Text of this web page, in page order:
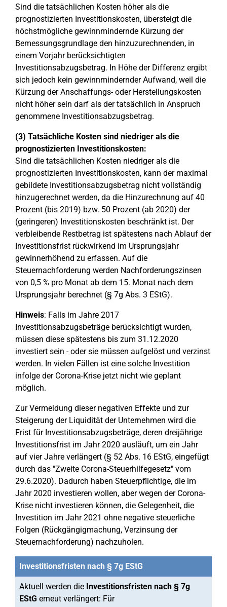
Sind die tatsächlichen Kosten höher als die
prognostizierten Investitionskosten, übersteigt die
höchstmögliche gewinnmindernde Kürzung der
Bemessungsgrundlage den hinzuzurechnenden, in
einem Vorjahr berücksichtigten
Investitionsabzugsbetrag. In Höhe der Differenz ergibt
sich jedoch kein gewinnmindernder Aufwand, weil die
Kürzung der Anschaffungs- oder Herstellungskosten
nicht höher sein darf als der tatsächlich in Anspruch
genommene Investitionsabzugsbetrag.
(3) Tatsächliche Kosten sind niedriger als die
prognostizierten Investitionskosten:
Sind die tatsächlichen Kosten niedriger als die
prognostizierten Investitionskosten, kann der maximal
gebildete Investitionsabzugsbetrag nicht vollständig
hinzugerechnet werden, da die Hinzurechnung auf 40
Prozent (bis 2019) bzw. 50 Prozent (ab 2020) der
(geringeren) Investitionskosten beschränkt ist. Der
verbleibende Restbetrag ist spätestens nach Ablauf der
Investitionsfrist rückwirkend im Ursprungsjahr
gewinnerhöhend zu erfassen. Auf die
Steuernachforderung werden Nachforderungszinsen
von 0,5 % pro Monat ab dem 15. Monat nach dem
Ursprungsjahr berechnet (§ 7g Abs. 3 EStG).
Hinweis: Falls im Jahre 2017
Investitionsabzugsbeträge berücksichtigt wurden,
müssen diese spätestens bis zum 31.12.2020
investiert sein - oder sie müssen aufgelöst und verzinst
werden. In vielen Fällen ist eine solche Investition
infolge der Corona-Krise jetzt nicht wie geplant
möglich.
Zur Vermeidung dieser negativen Effekte und zur
Steigerung der Liquidität der Unternehmen wird die
Frist für Investitionsabzugsbeträge, deren dreijährige
Investitionsfrist im Jahr 2020 ausläuft, um ein Jahr
auf vier Jahre verlängert (§ 52 Abs. 16 EStG, eingefügt
durch das "Zweite Corona-Steuerhilfegesetz" vom
29.6.2020). Dadurch haben Steuerpflichtige, die im
Jahr 2020 investieren wollen, aber wegen der Corona-
Krise nicht investieren können, die Gelegenheit, die
Investition im Jahr 2021 ohne negative steuerliche
Folgen (Rückgängigmachung, Verzinsung der
Steuernachforderung) nachzuholen.
Investitionsfristen nach § 7g EStG
Aktuell werden die Investitionsfristen nach § 7g
EStG erneut verlängert: Für